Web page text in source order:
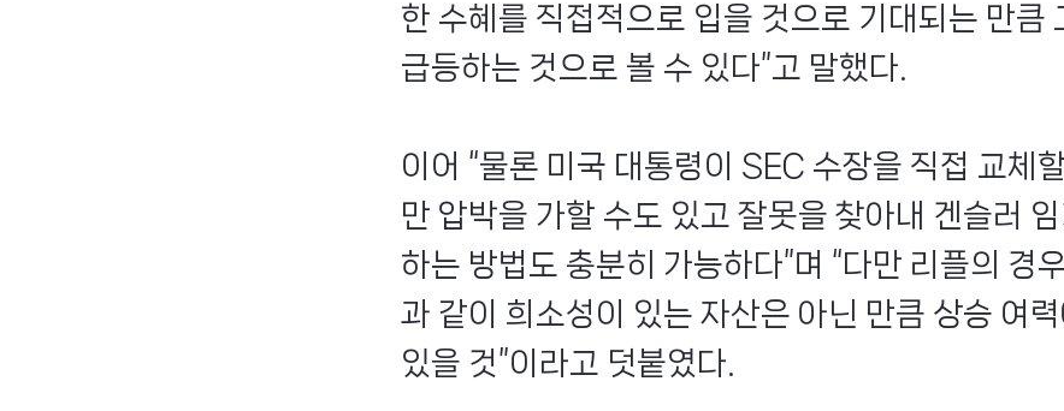
한 수혜를 직접적으로 입을 것으로 기대되는 만큼
급등하는 것으로 볼 수 있다”고 말했다.
이어 “물론 미국 대통령이 SEC 수장을 직접 교체
만 압박을 가할 수도 있고 잘못을 찾아내 겐슬러
하는 방법도 충분히 가능하다”며 “다만 리플의 경
과 같이 희소성이 있는 자산은 아닌 만큼 상승 여
있을 것”이라고 덧붙였다.